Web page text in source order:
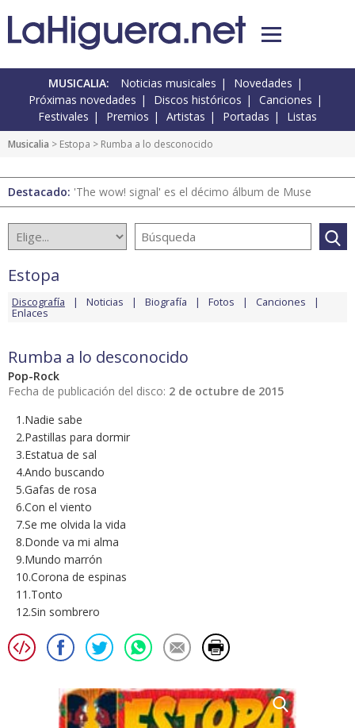
MUSICALIA: Noticias musicales
Novedades
Próximas novedades
Discos históricos
Canciones
Festivales
Premios Artistas Portadas Listas
Musicalia > Estopa > Rumba a lo desconocido
Destacado: 'The wow! signal' es el décimo álbum de Muse
Estopa
Discografía Noticias Biografía Fotos Canciones
Enlaces
Rumba a lo desconocido
Pop-Rock
Fecha de publicación del disco: 2 de octubre de 2015
1.Nadie sabe
2.Pastillas para dormir
3.Estatua de sal
4.Ando buscando
5.Gafas de rosa
6.Con el viento
7.Se me olvida la vida
8.Donde va mi alma
9.Mundo marrón
10.Corona de espinas
11.Tonto
12.Sin sombrero